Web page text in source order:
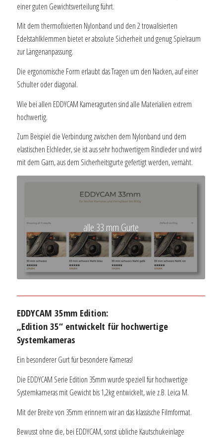
einer guten Gewichtsverteilung führt.
Mit dem thermofixierten Nylonband und den 2 trowalisierten
Edelstahlklemmen bietet er absolute Sicherheit und genug Spielraum
zur Längenanpassung.
Die ergonomische Form erlaubt das Tragen um den Nacken, auf einer
Schulter oder diagonal.
Wie bei allen EDDYCAM Kameragurten sind alle Materialien extrem
hochwertig.
Zum Beispiel die Verbindung zwischen dem Nylonband und dem
elastischen Elchleder, sie ist aus sehr hochwertigem Rindleder und wird
mit dem Garn, aus dem Sicherheitsgurte gefertigt werden, vernäht.
alle 33 mm Gurte
EDDYCAM 35mm Edition:
„Edition 35“ entwickelt für hochwertige
Systemkameras
Ein besonderer Gurt für besondere Kameras!
Die EDDYCAM Serie Edition 35mm wurde speziell für hochwertige
Systemkameras mit Gewicht bis 1,2kg entwickelt, wie z.B. Leica M.
Mit der Breite von 35mm erinnern wir an das klassische Filmformat.
Bewusst ohne die, bei EDDYCAM, sonst übliche Kautschukeinlage